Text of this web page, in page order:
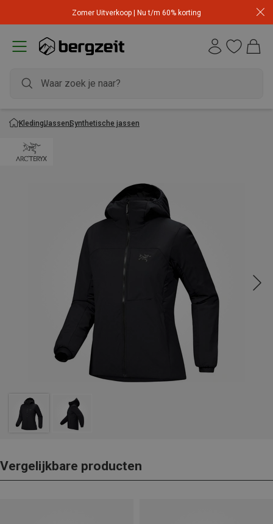
Zomer Uitverkoop | Nu t/m 60% korting
KledingJassenSynthetische jassen
Vergelijkbare producten